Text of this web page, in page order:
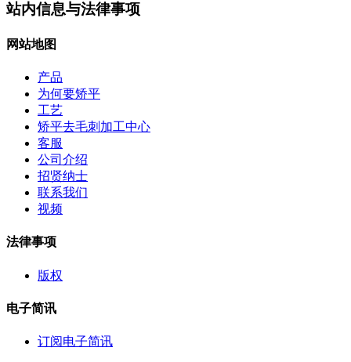
站内信息与法律事项
网站地图
产品
为何要矫平
工艺
矫平去毛刺加工中心
客服
公司介绍
招贤纳士
联系我们
视频
法律事项
版权
电子简讯
订阅电子简讯